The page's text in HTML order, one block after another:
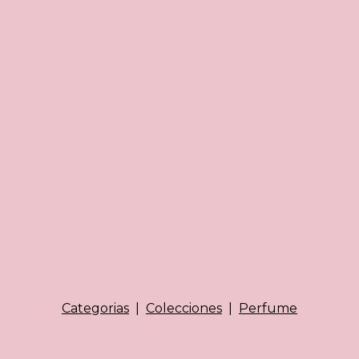
Categorias Colecciones Perfume